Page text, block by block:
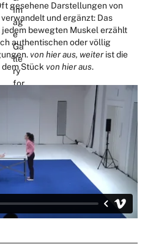
gesehene Darstellungen von
und ergänzt: Das
bewegten Muskel erzählt
authentischen oder völlig
von hier aus, weiterist die
Stück von hier aus.